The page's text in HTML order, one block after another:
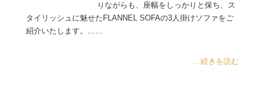
りながらも、座幅をしっかりと保ち、ス
タイリッシュに魅せたFLANNEL SOFAの3人掛けソファをご
紹介いたします。……
...続きを読む